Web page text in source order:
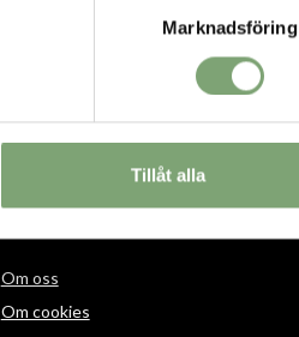
Marknadsföring
Tillåt alla
Om oss
Om cookies